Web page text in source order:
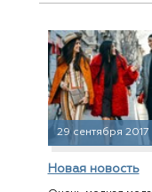
29 сентября 2017
Новая новость